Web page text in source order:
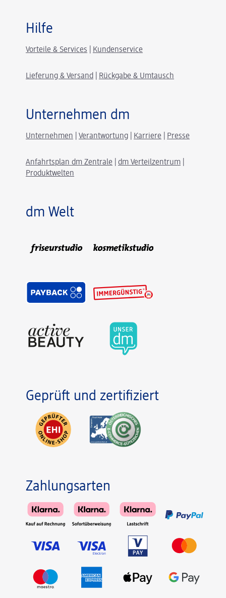
Hilfe
Vorteile & Services Kundenservice
Lieferung & Versand Rückgabe & Umtausch
Unternehmen dm
Unternehmen Verantwortung Karriere Presse
Anfahrtsplan dm Zentrale dm Verteilzentrum
Produktwelten
dm Welt
Geprüft und zertifiziert
Zahlungsarten